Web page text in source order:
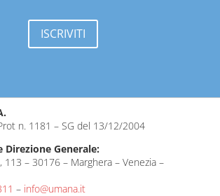
ISCRIVITI
n. 1181 – SG del 13/12/2004
Direzione Generale:
113 – 30176 – Marghera – Venezia –
– info@umana.it